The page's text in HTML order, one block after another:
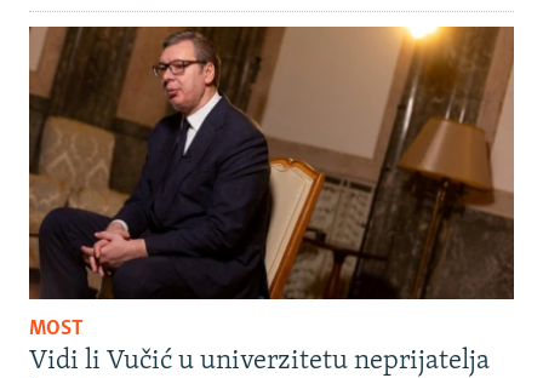
MOST
Vidi li Vučić u univerzitetu neprijatelja